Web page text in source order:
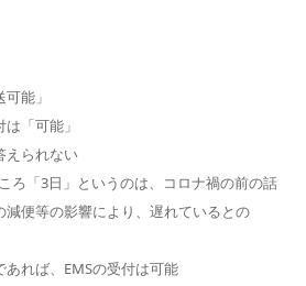
能」
「可能」
えられない
ろ「3日」というのは、コロナ禍の前の話
減便等の影響により、遅れているとの
あれば、EMSの受付は可能